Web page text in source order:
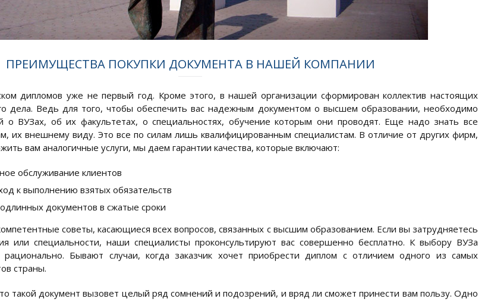
ПРЕИМУЩЕСТВА ПОКУПКИ ДОКУМЕНТА В НАШЕЙ КОМПАНИИ
дипломов уже не первый год. Кроме этого, в нашей организации сформирован коллектив настоящих
дела. Ведь для того, чтобы обеспечить вас надежным документом о высшем образовании, необходимо
о ВУЗах, об их факультетах, о специальностях, обучение которым они проводят. Еще надо знать все
их внешнему виду. Это все по силам лишь квалифицированным специалистам. В отличие от других фирм,
вам аналогичные услуги, мы даем гарантии качества, которые включают:
обслуживание клиентов
к выполнению взятых обязательств
документов в сжатые сроки
советы, касающиеся всех вопросов, связанных с высшим образованием. Если вы затрудняетесь
или специальности, наши специалисты проконсультируют вас совершенно бесплатно. К выбору ВУЗа
Бывают случаи, когда заказчик хочет приобрести диплом с отличием одного из самых
страны.
такой документ вызовет целый ряд сомнений и подозрений, и вряд ли сможет принести вам пользу. Одно